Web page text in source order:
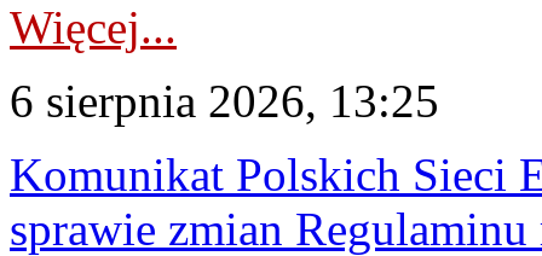
Więcej...
6 sierpnia 2026, 13:25
Komunikat Polskich Sieci
sprawie zmian